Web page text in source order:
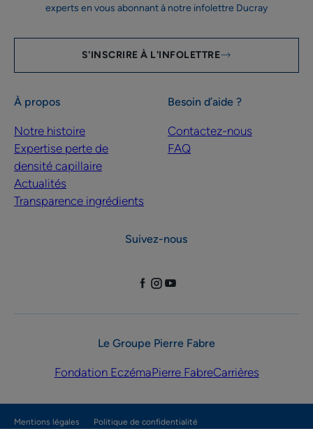
experts en vous abonnant à notre infolettre Ducray
S'INSCRIRE À L'INFOLETTRE
À propos
Notre histoire
Expertise perte de
densité capillaire
Actualités
Transparence ingrédients
Besoin d’aide ?
Contactez-nous
FAQ
Suivez-nous
Le Groupe Pierre Fabre
Fondation EczémaPierre FabreCarrières
Mentions légales
Politique de confidentialité